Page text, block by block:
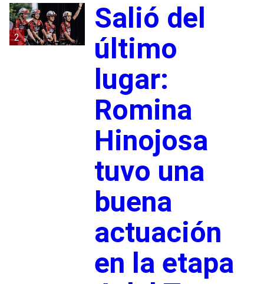
2
Salió del
último
lugar:
Romina
Hinojosa
tuvo una
buena
actuación
en la etapa